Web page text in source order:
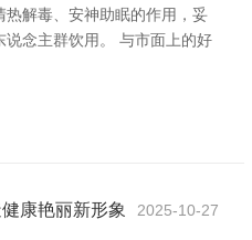
解毒、安神助眠的作用，妥
念主群饮用。 与市面上的好
康艳丽新形象 2025-10-27